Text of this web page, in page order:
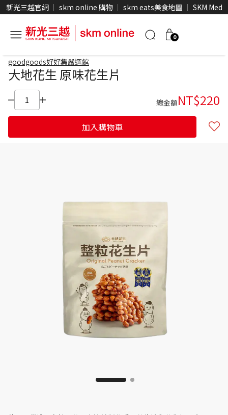
新光三越官網 skm online 購物 skm eats美食地圖 SKM Media
0
goodgoods好好集嚴選館
大地花生 原味花生片
總金額NT$220
加入購物車